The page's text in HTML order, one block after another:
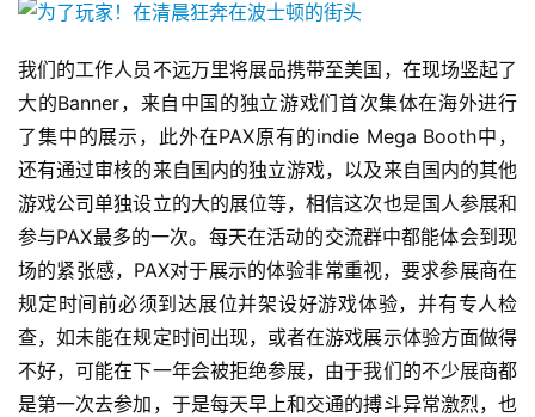
戏
界
手
机
游
戏
机
游
戏
我们的工作人员不远万里将展品携带至美国，在现场竖起了
大的Banner，来自中国的独立游戏们首次集体在海外进行
了集中的展示，此外在PAX原有的indie Mega Booth中，
还有通过审核的来自国内的独立游戏，以及来自国内的其他
游戏公司单独设立的大的展位等，相信这次也是国人参展和
参与PAX最多的一次。每天在活动的交流群中都能体会到现
场的紧张感，PAX对于展示的体验非常重视，要求参展商在
规定时间前必须到达展位并架设好游戏体验，并有专人检
查，如未能在规定时间出现，或者在游戏展示体验方面做得
不好，可能在下一年会被拒绝参展，由于我们的不少展商都
是第一次去参加，于是每天早上和交通的搏斗异常激烈，也